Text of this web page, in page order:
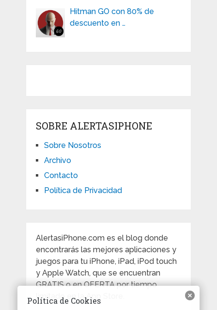
Hitman GO con 80% de
descuento en …
SOBRE ALERTASIPHONE
Sobre Nosotros
Archivo
Contacto
Política de Privacidad
AlertasiPhone.com es el blog donde
encontrarás las mejores aplicaciones y
juegos para tu iPhone, iPad, iPod touch
y Apple Watch, que se encuentran
GRATIS o en OFERTA por tiempo
limitado en la App Store.
Política de Cookies